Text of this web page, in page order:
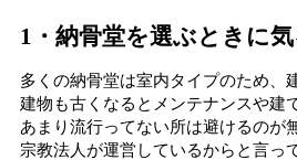
1・納骨堂を選ぶときに気
多くの納骨堂は室内タイプのため、
建物も古くなるとメンテナンスや建
あまり流行ってない所は避けるのが
宗教法人が運営しているからと言っ